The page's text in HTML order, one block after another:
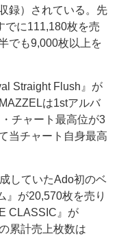
録）されている。先
でに111,180枚を売
でも9,000枚以上を
Straight Flush』が
は1stアルバ
チャート最高位が3
当チャート自身最高
していたAdo初のベ
』が20,570枚を売り
CLASSIC』が
累計売上枚数は